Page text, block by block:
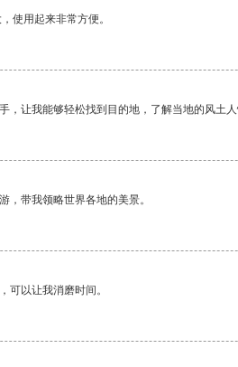
使用起来非常方便。
，让我能够轻松找到目的地，了解当地的风土
，带我领略世界各地的美景。
可以让我消磨时间。